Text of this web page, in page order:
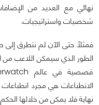
نهائي مع العديد من
شخصيات واستراتيجيات.
الطور الذي سيمكن اللاعب
قصصية في عالم Overwatch الفريد من نوعه
الانطباعات هي مجرد
نهاية فلا يمكن من خلالها